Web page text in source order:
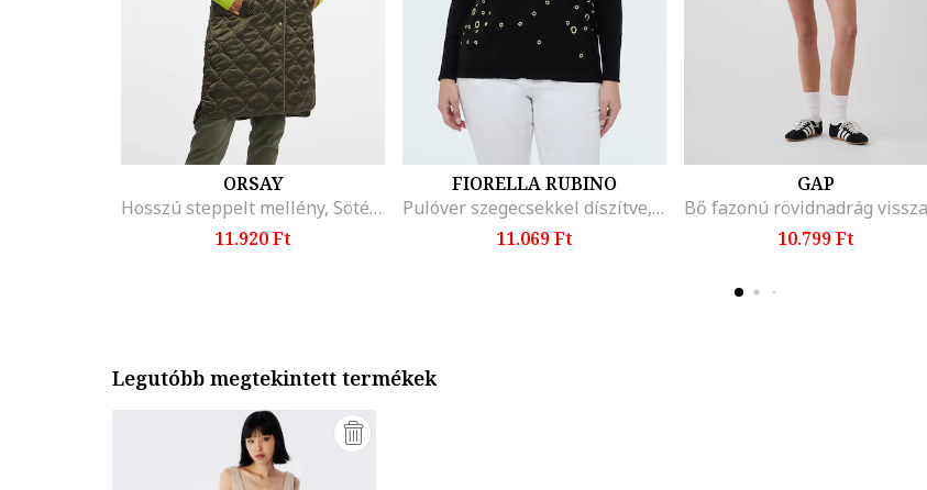
ORSAY
Hosszú steppelt mellény, Sötét khaki
11.920 Ft
FIORELLA RUBINO
Pulóver szegecsekkel díszítve, Fekete
11.069 Ft
GAP
10.799 Ft
Legutóbb megtekintett termékek